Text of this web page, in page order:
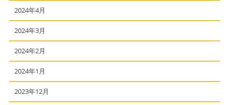
2024年4月
2024年3月
2024年2月
2024年1月
2023年12月